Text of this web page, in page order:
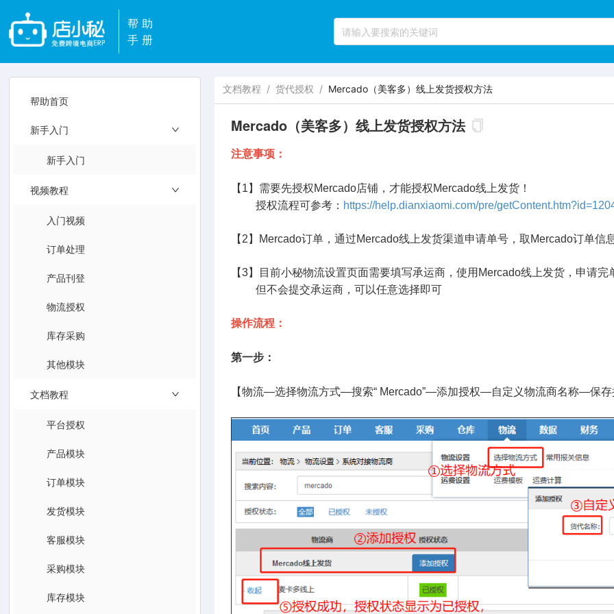
帮助
手册
帮助首页
新手入门
新手入门
视频教程
入门视频
订单处理
产品刊登
物流授权
库存采购
其他模块
文档教程
平台授权
产品模块
订单模块
发货模块
客服模块
采购模块
库存模块
文档教程 / 货代授权 / Mercado（美客多）线上发货授权方法
Mercado（美客多）线上发货授权方法
注意事项：
【1】需要先授权Mercado店铺，才能授权Mercado线上发货！
授权流程可参考： https://help.dianxiaomi.com/pre/
【2】Mercado订单，通过Mercado线上发货渠道申请单号，取Mercado订单
【3】目前小秘物流设置页面需要填写承运商，使用Mercado线上发货，申请
但不会提交承运商，可以任意选择即可
操作流程：
第一步：
【物流—选择物流方式—搜索“ Mercado”—添加授权—自定义物流商名称—保存